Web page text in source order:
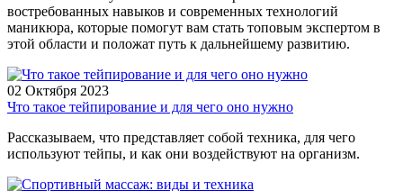
востребованных навыков и современных технологий
маникюра, которые помогут вам стать топовым экспертом в
этой области и положат путь к дальнейшему развитию.
02 Октября 2023
Что такое тейпирование и для чего оно нужно
Рассказываем, что представляет собой техника, для чего
используют тейпы, и как они воздействуют на организм.